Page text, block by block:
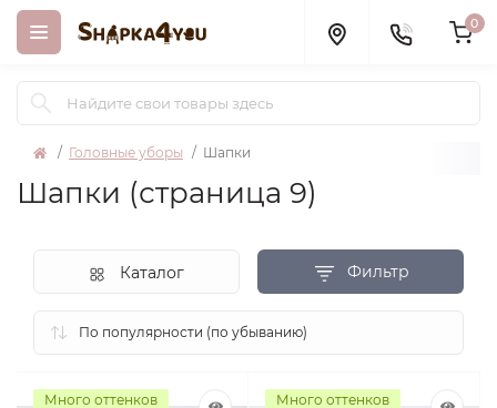
0
Головные уборы Шапки
Шапки (страница 9)
Фильтр
Каталог
Много оттенков Много оттенков